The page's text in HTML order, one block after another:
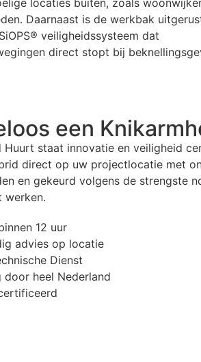
locaties buiten, zoals
Daarnaast is de werkbak
veiligheidssysteem dat
direct stopt bij
een
Huurt staat innovatie en veiligheid
direct op uw projectlocatie met
en gekeurd volgens de strengste
werken.
12 uur
advies op locatie
Dienst
door heel Nederland